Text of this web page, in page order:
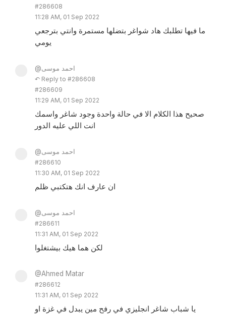
#286608
11:28 AM, 01 Sep 2022
ما فيها تطلبك هاد شواغر بتضلها مستمرة وانتي بترجعي
يومي
@احمد موسى
↶ Reply to #286608
#286609
11:29 AM, 01 Sep 2022
صحيح هذا الكلام الا في حالة واحدة وجود شاغر واسمك
انت اللي عليه الدور
@احمد موسى
#286610
11:30 AM, 01 Sep 2022
ان عارف انك هتكتبي ظلم
@احمد موسى
#286611
11:31 AM, 01 Sep 2022
لكن هما هيك بيشتغلوا
@Ahmed Matar
#286612
11:31 AM, 01 Sep 2022
يا شباب شاغر انجليزي في رفح مين يبدل في غزة او